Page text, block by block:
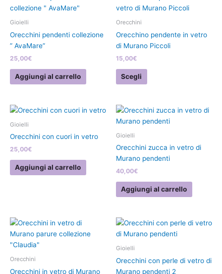
Gioielli
Orecchini pendenti collezione
” AvaMare”
25,00€
Aggiungi al carrello
Orecchini
Orecchino pendente in vetro
di Murano Piccoli
15,00€
Scegli
prodotto
varianti.
essere
nella
pagina
Gioielli
Orecchini con cuori in vetro
25,00€
Aggiungi al carrello
Gioielli
Orecchini zucca in vetro di
Murano pendenti
40,00€
Aggiungi al carrello
Orecchini
Orecchini in vetro di Murano
Gioielli
Orecchini con perle di vetro di
Murano pendenti 2
Questo
prodotto
varianti.